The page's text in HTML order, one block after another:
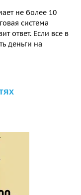
не более 10
система
ответ. Если все в
деньги на